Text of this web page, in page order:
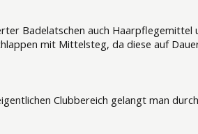
Badelatschen auch Haarpflegemittel
mit Mittelsteg, da diese auf
Clubbereich gelangt man